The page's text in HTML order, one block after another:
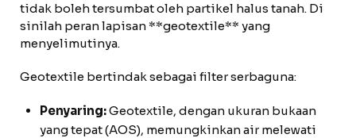
tidak boleh tersumbat oleh partikel halus tanah. Di
sinilah peran lapisan **geotextile** yang
menyelimutinya.
Geotextile bertindak sebagai filter serbaguna:
Penyaring:Geotextile, dengan ukuran bukaan
yang tepat (AOS), memungkinkan air melewati